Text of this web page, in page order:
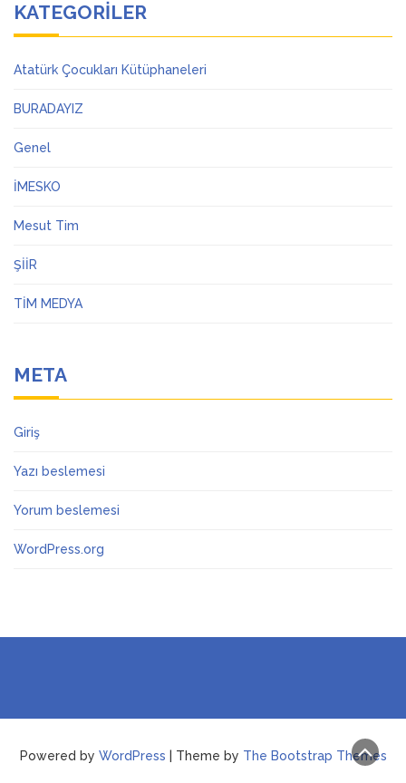
KATEGORILER
Atatürk Çocukları Kütüphaneleri
BURADAYIZ
Genel
İMESKO
Mesut Tim
ŞİİR
TİM MEDYA
META
Giriş
Yazı beslemesi
Yorum beslemesi
WordPress.org
Powered by WordPress | Theme by The Bootstrap Themes